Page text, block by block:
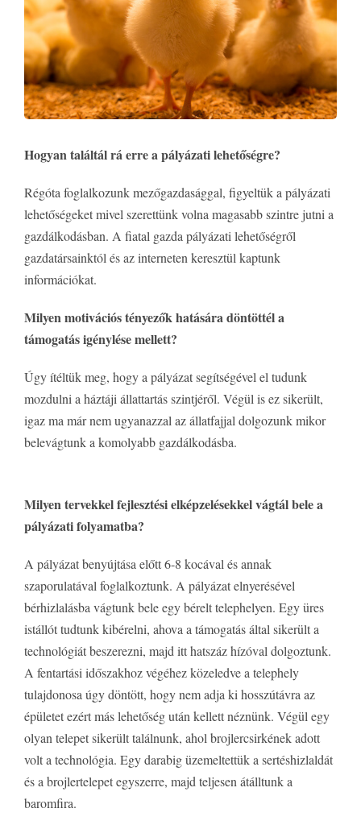
Hogyan találtál rá erre a pályázati lehetőségre?
Régóta foglalkozunk mezőgazdasággal, figyeltük a pályázati
lehetőségeket mivel szerettünk volna magasabb szintre jutni a
gazdálkodásban. A fiatal gazda pályázati lehetőségről
gazdatársainktól és az interneten keresztül kaptunk
információkat.
Milyen motivációs tényezők hatására döntöttél a
támogatás igénylése mellett?
Úgy ítéltük meg, hogy a pályázat segítségével el tudunk
mozdulni a háztáji állattartás szintjéről. Végül is ez sikerült,
igaz ma már nem ugyanazzal az állatfajjal dolgozunk mikor
belevágtunk a komolyabb gazdálkodásba.
Milyen tervekkel fejlesztési elképzelésekkel vágtál bele a
pályázati folyamatba?
A pályázat benyújtása előtt 6-8 kocával és annak
szaporulatával foglalkoztunk. A pályázat elnyerésével
bérhizlalásba vágtunk bele egy bérelt telephelyen. Egy üres
istállót tudtunk kibérelni, ahova a támogatás által sikerült a
technológiát beszerezni, majd itt hatszáz hízóval dolgoztunk.
A fentartási időszakhoz végéhez közeledve a telephely
tulajdonosa úgy döntött, hogy nem adja ki hosszútávra az
épületet ezért más lehetőség után kellett néznünk. Végül egy
olyan telepet sikerült találnunk, ahol brojlercsirkének adott
volt a technológia. Egy darabig üzemeltettük a sertéshizlaldát
és a brojlertelepet egyszerre, majd teljesen átálltunk a
baromfira.